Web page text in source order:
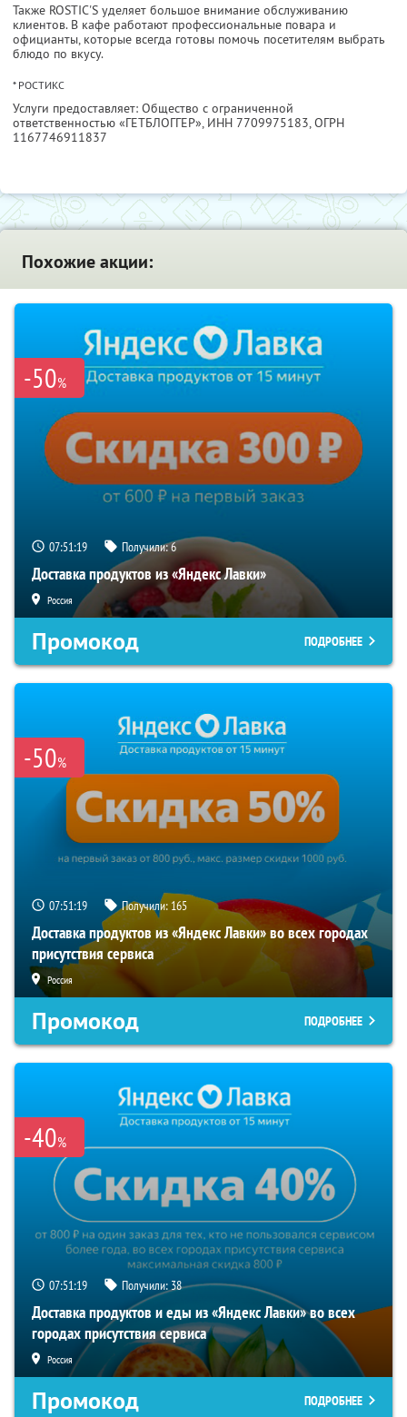
Также ROSTIC'S уделяет большое внимание обслуживанию
клиентов. В кафе работают профессиональные повара и
официанты, которые всегда готовы помочь посетителям выбрать
блюдо по вкусу.
* РОСТИКС
Услуги предоставляет: Общество с ограниченной
ответственностью «ГЕТБЛОГГЕР», ИНН 7709975183, ОГРН
1167746911837
Похожие акции:
-50%
07:51:18 Получили:6
Доставка продуктов из «Яндекс Лавки»
Россия
Промокод ПОДРОБНЕЕ
-50%
07:51:18 Получили: 165
Доставка продуктов из «Яндекс Лавки» во всех городах
присутствия сервиса
Россия
Промокод ПОДРОБНЕЕ
-40%
07:51:18 Получили:38
Доставка продуктов и еды из «Яндекс Лавки» во всех
городах присутствия сервиса
Россия
Промокод ПОДРОБНЕЕ